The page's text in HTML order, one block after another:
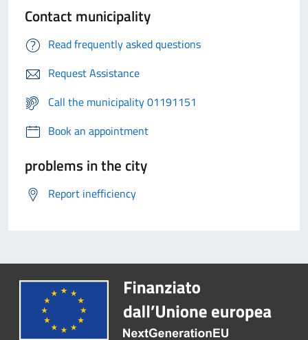
Contact municipality
Read frequently asked questions
Request Assistance
Call the municipality 01191151
Book an appointment
problems in the city
Report inefficiency